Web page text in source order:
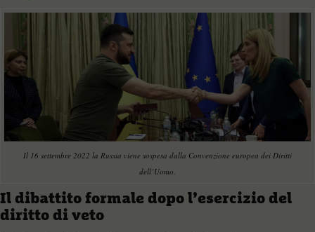
Il 16 settembre 2022 la Russia viene sospesa dalla Convenzione europea dei Diritti
dell’Uomo.
Il dibattito formale dopo l’esercizio del
diritto di veto